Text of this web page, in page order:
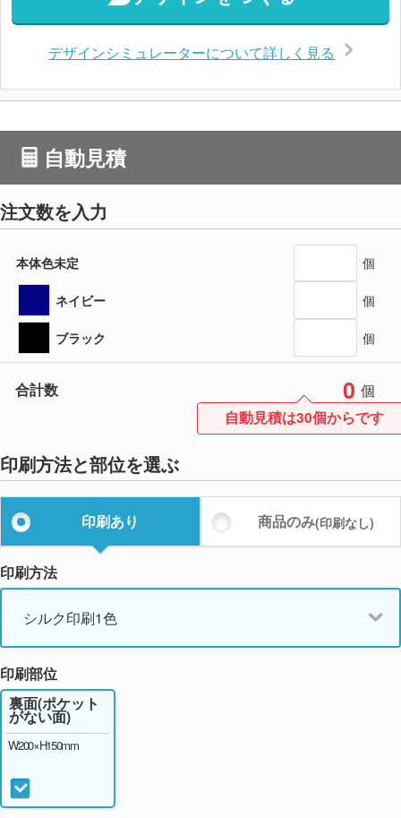
デザインシミュレーターについて詳しく見る
自動見積
注文数を入力
本体色未定 個
ネイビー 個
ブラック 個
合計数 0 個
自動見積は30個からです
印刷方法と部位を選ぶ
印刷あり 商品のみ(印刷なし)
印刷方法
シルク印刷1色
印刷部位
裏面(ポケット
がない面)
W200×H150mm